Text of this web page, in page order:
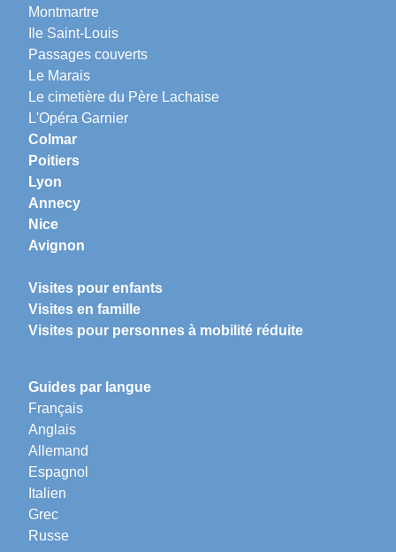
Montmartre
Ile Saint-Louis
Passages couverts
Le Marais
Le cimetière du Père Lachaise
L'Opéra Garnier
Colmar
Poitiers
Lyon
Annecy
Nice
Avignon
Visites pour enfants
Visites en famille
Visites pour personnes à mobilité réduite
Guides par langue
Français
Anglais
Allemand
Espagnol
Italien
Grec
Russe